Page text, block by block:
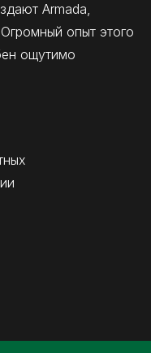
Armadа,
опыт этого
ощутимо